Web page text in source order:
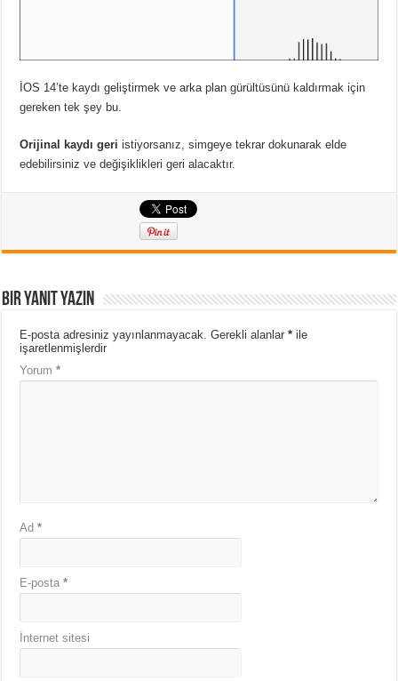
İOS 14’te kaydı geliştirmek ve arka plan gürültüsünü kaldırmak için
gereken tek şey bu.
Orijinal kaydı geri istiyorsanız, simgeye tekrar dokunarak elde
edebilirsiniz ve değişiklikleri geri alacaktır.
Bir yanıt yazın
E-posta adresiniz yayınlanmayacak. Gerekli alanlar* ile
işaretlenmişlerdir
Yorum*
Ad*
E-posta*
İnternet sitesi